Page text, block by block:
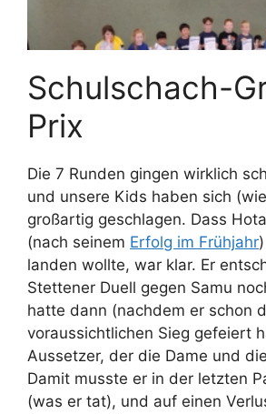
Schulschach-
Prix
Die 7 Runden gingen wirklich
und unsere Kids haben sich
großartig geschlagen. Dass
(nach seinem Erfolg im Frühjahr
landen wollte, war klar. Er
Stettener Duell gegen Samu
hatte dann (nachdem er schon
voraussichtlichen Sieg gefeiert
Aussetzer, der die Dame und
Damit musste er in der letzten
(was er tat), und auf einen